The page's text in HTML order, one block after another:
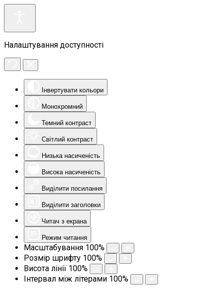
Налаштування доступності
Інвертувати кольори
Монохромний
Темний контраст
Світлий контраст
Низька насиченість
Висока насиченість
Виділити посилання
Виділити заголовки
Читач з екрана
Режим читання
Масштабування 100%
Розмір шрифту 100%
Висота лінії 100%
Інтервал між літерами 100%